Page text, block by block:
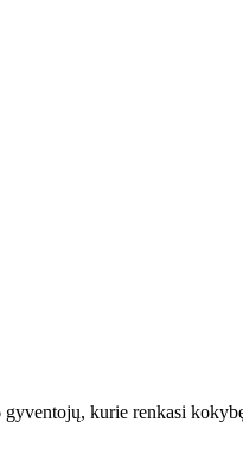
gyventojų, kurie renkasi